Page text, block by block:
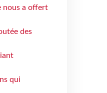
nous a offert
des
qui